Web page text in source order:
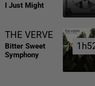
I Just Might
THE VERVE
Bitter Sweet
Symphony